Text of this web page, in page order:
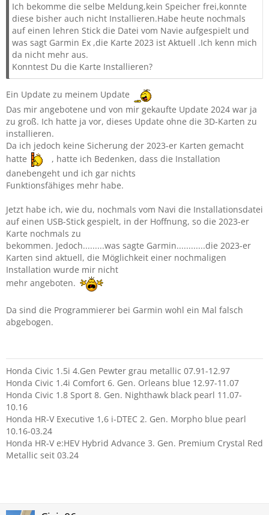
Ich bekomme die selbe Meldung,kein Speicher frei,konnte
diese bisher auch nicht Installieren.Habe heute nochmals
auf einen lehren Stick die Datei vom Navie aufgespielt und
was sagt Garmin Ex ,die Karte 2023 ist Aktuell .Ich kenn mich
da nicht mehr aus.
Konntest Du die Karte Installieren?
Ein Update zu meinem Update
Das mir angebotene und von mir gekaufte Update 2024 war ja
zu groß. Ich hatte ja vor, dieses Update ohne die 3D-Karten zu
installieren.
Da ich jedoch keine Sicherung der 2023-er Karten gemacht
hatte
, hatte ich Bedenken, dass die Installation
danebengeht und ich gar nichts
Funktionsfähiges mehr habe.
Jetzt habe ich, wie du, nochmals vom Navi die Installationsdatei
auf einen USB-Stick gespielt, in der Hoffnung, so die 2023-er
Karte nochmals zu
bekommen. Jedoch.........was sagte Garmin............die 2023-er
Karten sind aktuell, die Möglichkeit einer nochmaligen
Installation wurde mir nicht
mehr angeboten.
Da sind die Programmierer bei Garmin wohl ein Mal falsch
abgebogen.
Honda Civic 1.5i 4.Gen Pewter grau metallic 07.91-12.97
Honda Civic 1.4i Comfort 6. Gen. Orleans blue 12.97-11.07
Honda Civic 1.8 Sport 8. Gen. Nighthawk black pearl 11.07-
10.16
Honda HR-V Executive 1,6 i-DTEC 2. Gen. Morpho blue pearl
10.16-03.24
Honda HR-V e:HEV Hybrid Advance 3. Gen. Premium Crystal Red
Metallic seit 03.24